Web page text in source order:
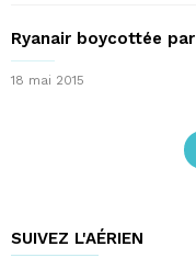
Ryanair boycottée
18 mai 2015
SUIVEZ L'AÉRIEN